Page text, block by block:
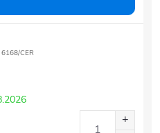
6168/CER